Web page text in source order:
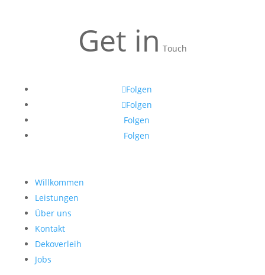
Get in Touch
Folgen
Folgen
Folgen
Folgen
Willkommen
Leistungen
Über uns
Kontakt
Dekoverleih
Jobs